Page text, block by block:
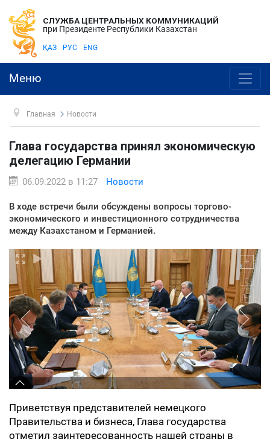
СЛУЖБА ЦЕНТРАЛЬНЫХ КОММУНИКАЦИЙ
при Президенте Республики Казахстан
ҚАЗ РУС ENG
Меню
Главная Новости
Глава государства принял экономическую
делегацию Германии
06.09.2022 в 11:27 Новости
В ходе встречи были обсуждены вопросы торгово-
экономического и инвестиционного сотрудничества
между Казахстаном и Германией.
Приветствуя представителей немецкого
Правительства и бизнеса, Глава государства
отметил заинтересованность нашей страны в